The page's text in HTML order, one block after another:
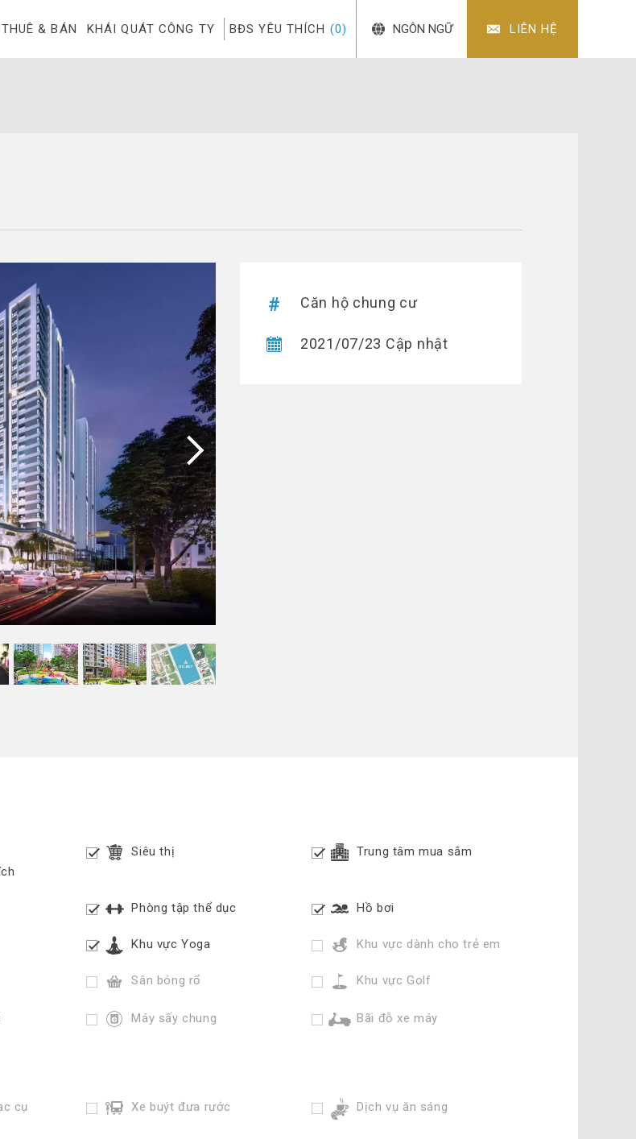
& BÁN KHÁI QUÁT CÔNG TY BĐS YÊU THÍCH (0) NGÔN NGỮ LIÊN HỆ
Căn hộ chung cư
2021/07/23 Cập nhật
Siêu thị Trung tâm mua sắm
Phòng tập thể dục Hồ bơi
Khu vực Yoga Khu vực dành cho trẻ em
Sân bóng rổ Khu vực Golf
Máy sấy chung Bãi đỗ xe máy
cụ Xe buýt đưa rước Dịch vụ ăn sáng